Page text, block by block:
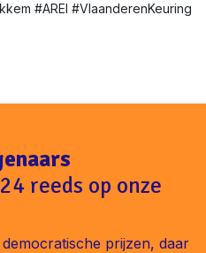
#AREI #VlaanderenKeuring
reeds op onze
prijzen, daar